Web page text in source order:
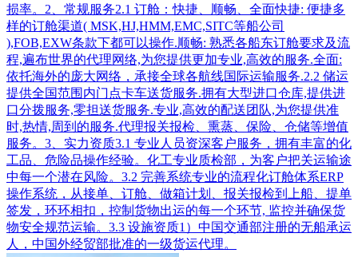
损率。2、常规服务2.1 订舱：快捷、顺畅、全面快捷: 便捷多
样的订舱渠道( MSK,HJ,HMM,EMC,SITC等船公司
),FOB,EXW条款下都可以操作.顺畅: 熟悉各船东订舱要求及流
程,遍布世界的代理网络,为您提供更加专业,高效的服务.全面:
依托海外的庞大网络，承接全球各航线国际运输服务.2.2 储运
提供全国范围内门点卡车送货服务.拥有大型进口仓库,提供进
口分拨服务,零担送货服务.专业,高效的配送团队,为您提供准
时,热情,周到的服务.代理报关报检、熏蒸、保险、仓储等增值
服务。3、实力资质3.1 专业人员资深客户服务，拥有丰富的化
工品、危险品操作经验。化工专业质检部，为客户把关运输途
中每一个潜在风险。3.2 完善系统专业的流程化订舱体系ERP
操作系统，从接单、订舱、做箱计划、报关报检到上船、提单
签发，环环相扣，控制货物出运的每一个环节, 监控并确保货
物安全规范运输。3.3 设施资质1）中国交通部注册的无船承运
人，中国外经贸部批准的一级货运代理。